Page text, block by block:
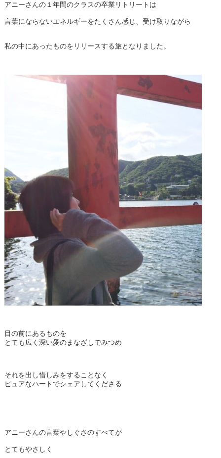
アニーさんの１年間のクラスの卒業リトリートは
言葉にならないエネルギーをたくさん感じ、受け取りながら
私の中にあったものをリリースする旅となりました。
目の前にあるものを
とても広く深い愛のまなざしでみつめ
それを出し惜しみをすることなく
ピュアなハートでシェアしてくださる
アニーさんの言葉やしぐさのすべてが
とてもやさしく